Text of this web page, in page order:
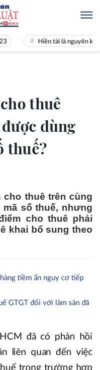
Hiền tài là nguyên khí Quốc gia
thuê
dùng
thuế?
cho thuê trên cùng
số thuế, nhưng
cho thuê phải
khai bổ sung theo
tiềm ẩn nguy cơ tiếp
GTGT đối với lâm sản đã
đã có phản hồi
liên quan đến việc
trong trường hợp